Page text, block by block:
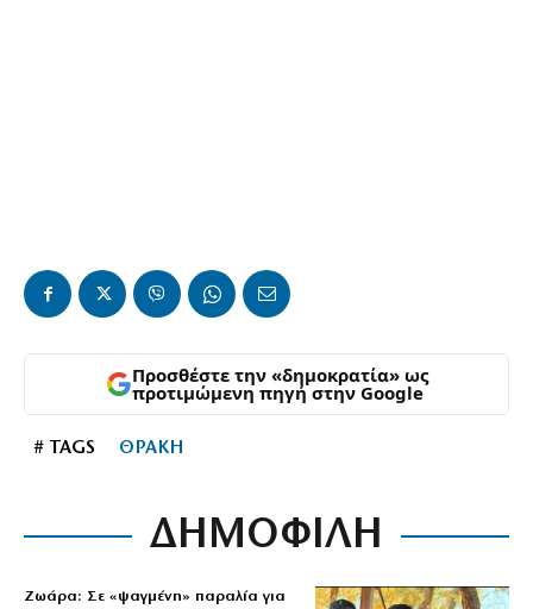
Προσθέστε την «δημοκρατία» ως
προτιμώμενη πηγή στην Google
# TAGS ΘΡΑΚΗ
ΔΗΜΟΦΙΛΗ
Ζωάρα: Σε «ψαγμένη» παραλία για